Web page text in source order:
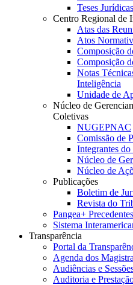
Teses
Centro Regional de
Atas das
Atos
Composição
Composição
Notas
Inteligência
Unidade de
Núcleo de
Coletivas
NUGEPNAC
Comissão de
Integrantes
Núcleo de
Núcleo de
Publicações
Boletim de
Revista do
Pangea+
Sistema
Transparência
Portal da
Agenda dos
Audiências e
Auditoria e